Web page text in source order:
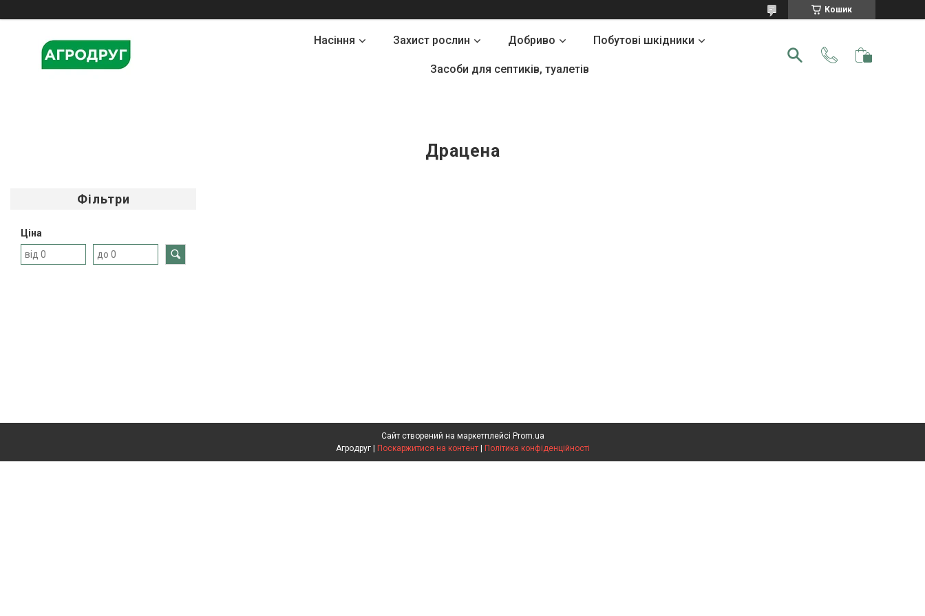
Кошик
Насіння Захист рослин Добриво Побутові шкідники
Засоби для септиків, туалетів
Драцена
Фільтри
Ціна
Сайт створений на маркетплейсі Prom.ua
Поскаржитися на контент Політика конфіденційності